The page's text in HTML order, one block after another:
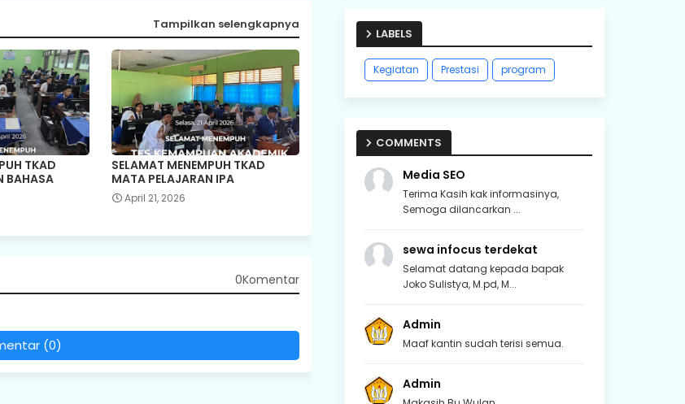
Tampilkan selengkapnya
TKAD
BAHASA
SELAMAT MENEMPUH TKAD
MATA PELAJARAN IPA
April 21, 2026
0Komentar
(0)
LABELS
Kegiatan Prestasi program
COMMENTS
Media SEO
Terima Kasih kak informasinya,
Semoga dilancarkan ...
sewa infocus terdekat
Selamat datang kepada bapak
Joko Sulistya, M.pd, M...
Admin
Maaf kantin sudah terisi semua.
Admin